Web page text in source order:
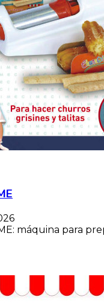
máquina para